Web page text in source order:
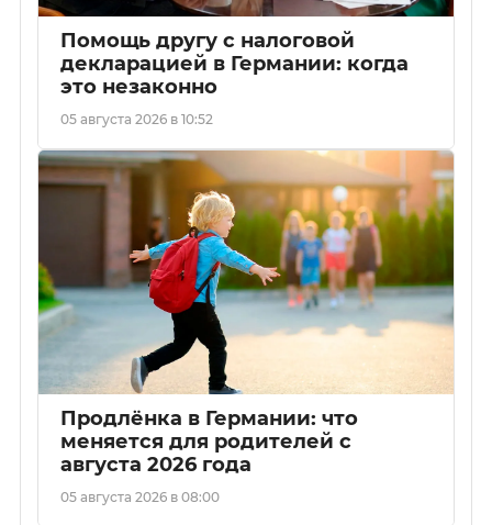
Помощь другу с налоговой
декларацией в Германии: когда
это незаконно
05 августа 2026 в 10:52
Продлёнка в Германии: что
меняется для родителей с
августа 2026 года
05 августа 2026 в 08:00